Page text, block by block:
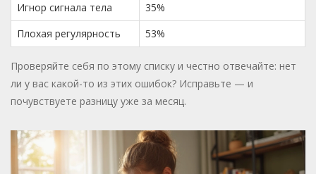
Игнор сигнала тела
35%
Плохая регулярность
53%
Проверяйте себя по этому списку и честно отвечайте: нет
ли у вас какой-то из этих ошибок? Исправьте — и
почувствуете разницу уже за месяц.